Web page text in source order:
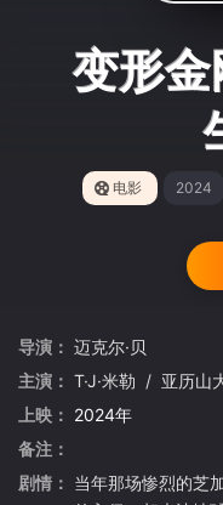
变形
电影 2024
导演： 迈克尔·贝
主演： T·J·米勒 / 亚历山
上映： 2024年
备注：
剧情： 当年那场惨烈的芝